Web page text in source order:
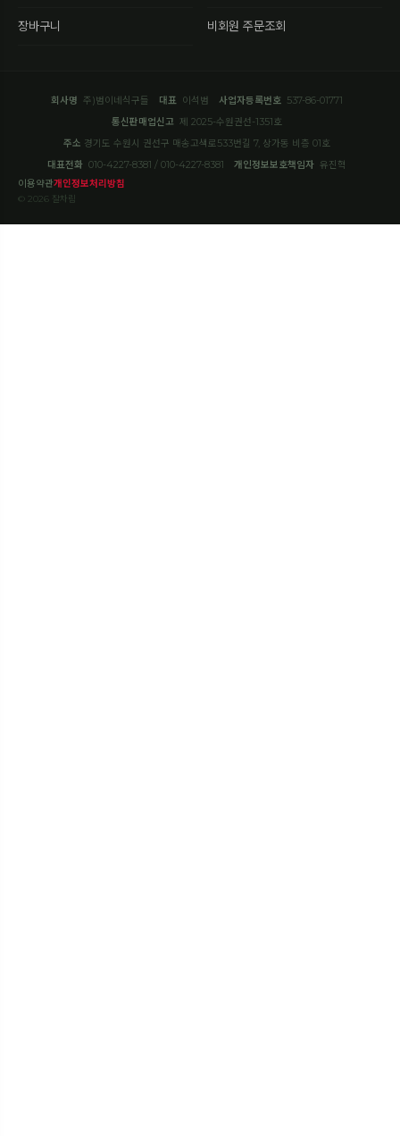
장바구니 비회원 주문조회
회사명 주)범이네식구들 대표 이석범 사업자등록번호 537-86-01771
통신판매업신고 제 2025-수원권선-1351호
주소 경기도 수원시 권선구 매송고색로533번길 7, 상가동 비층 01호
대표전화 010-4227-8381 / 010-4227-8381 개인정보보호책임자 유진혁
이용약관개인정보처리방침
© 2026 잘차림